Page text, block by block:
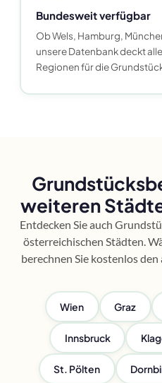
Bundesweit verfügbar
Ob Wels, Hamburg,
unsere Datenbank deckt
Regionen für die
weiteren
Entdecken Sie auch
österreichischen Städten.
berechnen Sie kostenlos
Wien Graz
Innsbruck
St. Pölten